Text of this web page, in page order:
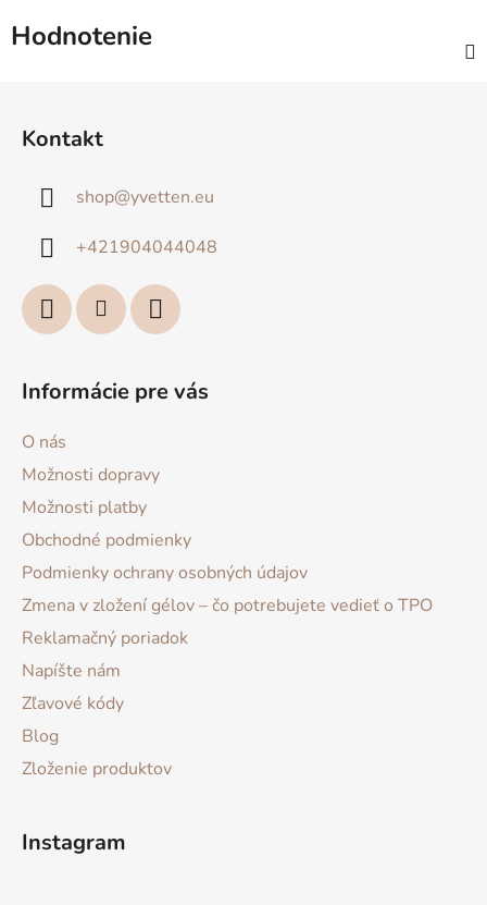
Hodnotenie
Kontakt
shop@yvetten.eu
+421904044048
Informácie pre vás
O nás
Možnosti dopravy
Možnosti platby
Obchodné podmienky
Podmienky ochrany osobných údajov
Zmena v zložení gélov – čo potrebujete vedieť o TPO
Reklamačný poriadok
Napíšte nám
Zľavové kódy
Blog
Zloženie produktov
Instagram